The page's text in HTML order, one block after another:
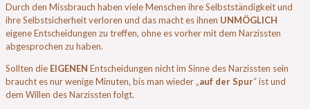
Durch den Missbrauch haben viele Menschen ihre Selbstständigkeit und
ihre Selbstsicherheit verloren und das macht es ihnen UNMÖGLICH
eigene Entscheidungen zu treffen, ohne es vorher mit dem Narzissten
abgesprochen zu haben.
Sollten die EIGENEN Entscheidungen nicht im Sinne des Narzissten sein
braucht es nur wenige Minuten, bis man wieder „auf der Spur“ ist und
dem Willen des Narzissten folgt.